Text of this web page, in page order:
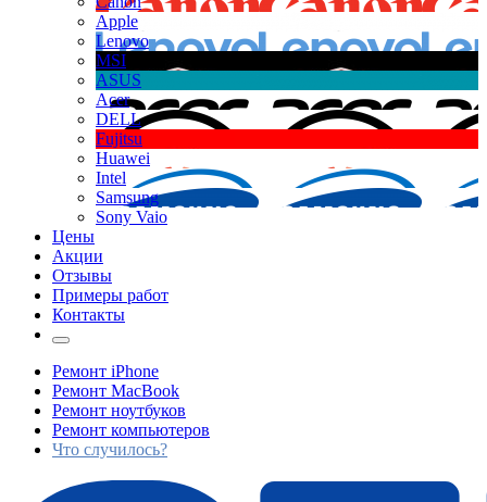
Apple
Lenovo
MSI
ASUS
Acer
DELL
Fujitsu
Huawei
Intel
Samsung
Sony Vaio
Цены
Акции
Отзывы
Примеры работ
Контакты
Ремонт iPhone
Ремонт MacBook
Ремонт ноутбуков
Ремонт компьютеров
Что случилось?